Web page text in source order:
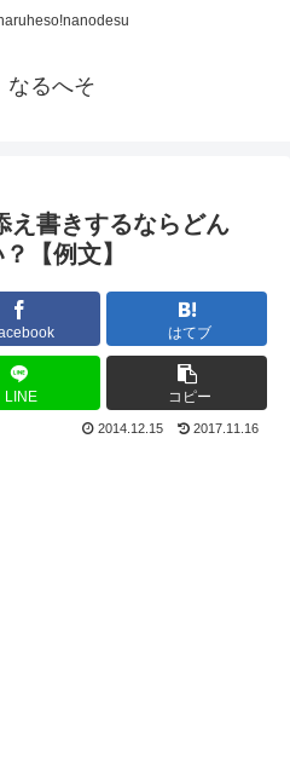
なるへそ
え書きするならどん
【例文】
はてブ
LINE コピー
2014.12.15 2017.11.16